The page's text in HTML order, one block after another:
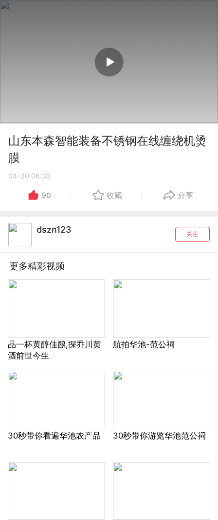
山东本森智能装备不锈钢在线缠绕机烫
膜
04-30 06:30
90 收藏 分享
dszn123 关注
更多精彩视频
品一杯黄醇佳酿,探乔川黄
酒前世今生
航拍华池-范公祠
30秒带你看遍华池农产品 30秒带你游览华池范公祠